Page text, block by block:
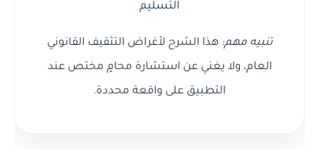
التسليم
تنبيه مهم: هذا الشرح لأغراض التثقيف القانوني
العام، ولا يغني عن استشارة محامٍ مختص عند
التطبيق على واقعة محددة.